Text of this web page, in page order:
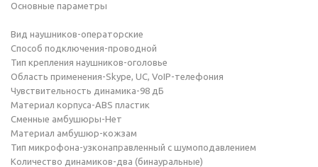
Основные параметры
Вид наушников-операторские
Способ подключения-проводной
Тип крепления наушников-оголовье
Область применения-Skype, UC, VoIP-телефония
Чувствительность динамика-98 дБ
Материал корпуса-ABS пластик
Сменные амбушюры-Нет
Материал амбушюр-кожзам
Тип микрофона-узконаправленный с шумоподавлением
Количество динамиков-два (бинауральные)